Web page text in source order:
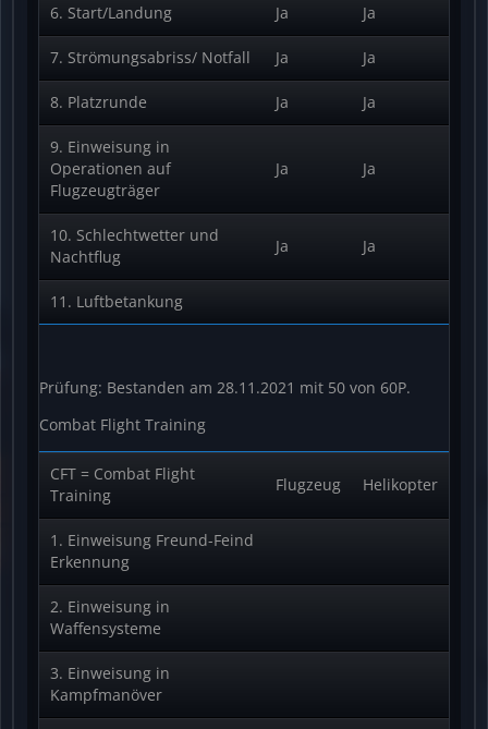
6. Start/Landung Ja Ja
7. Strömungsabriss/ Notfall Ja Ja
8. Platzrunde Ja Ja
9. Einweisung in
Operationen auf
Flugzeugträger
Ja Ja
10. Schlechtwetter und
Nachtflug
Ja Ja
11. Luftbetankung
Prüfung: Bestanden am 28.11.2021 mit 50 von 60P.
Combat Flight Training
CFT = Combat Flight
Training
Flugzeug Helikopter
1. Einweisung Freund-Feind
Erkennung
2. Einweisung in
Waffensysteme
3. Einweisung in
Kampfmanöver